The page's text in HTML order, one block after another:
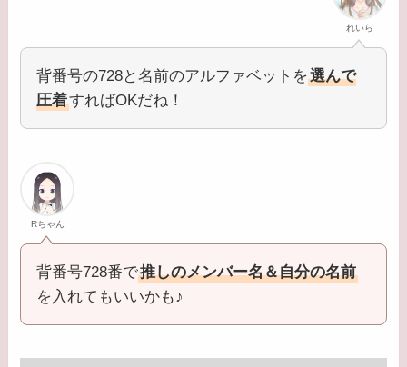
れいら
背番号の728と名前のアルファベットを選んで
圧着すればOKだね！
Rちゃん
背番号728番で推しのメンバー名＆自分の名前
を入れてもいいかも♪